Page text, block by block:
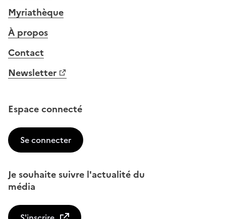
Myriathèque
À propos
Contact
Newsletter
Espace connecté
Se connecter
Je souhaite suivre l'actualité du
média